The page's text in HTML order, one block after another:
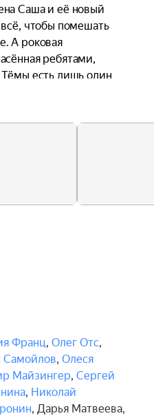
Саша и её новый
чтобы помешать
А роковая
ребятами,
есть лишь один
измениться и
Франц, Олег Отс,
Самойлов, Олеся
Майзингер, Сергей
, Николай
, Дарья Матвеева,